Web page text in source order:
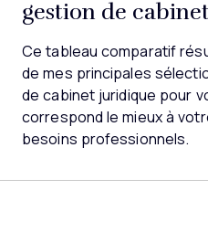
gestion de
Ce tableau comparatif
de mes principales
de cabinet juridique pour
correspond le mieux à
besoins professionnels.